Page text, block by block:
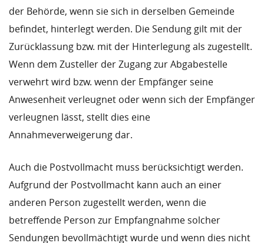
der Behörde, wenn sie sich in derselben Gemeinde
befindet, hinterlegt werden. Die Sendung gilt mit der
Zurücklassung bzw. mit der Hinterlegung als zugestellt.
Wenn dem Zusteller der Zugang zur Abgabestelle
verwehrt wird bzw. wenn der Empfänger seine
Anwesenheit verleugnet oder wenn sich der Empfänger
verleugnen lässt, stellt dies eine
Annahmeverweigerung dar.
Auch die Postvollmacht muss berücksichtigt werden.
Aufgrund der Postvollmacht kann auch an einer
anderen Person zugestellt werden, wenn die
betreffende Person zur Empfangnahme solcher
Sendungen bevollmächtigt wurde und wenn dies nicht